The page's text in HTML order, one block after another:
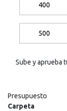
400
500
Sube y aprueba
Presupuesto
Carpeta